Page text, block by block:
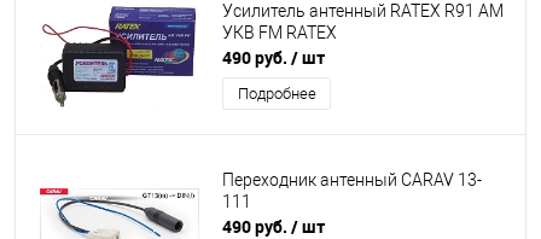
Усилитель антенный RATEX R91 АМ
УКВ FM RATEX
490 руб. / шт
Подробнее
Переходник антенный CARAV 13-
111
490 руб. / шт